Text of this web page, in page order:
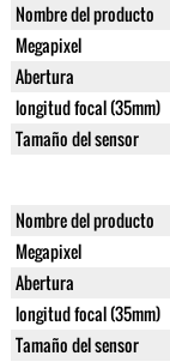
Nombre del producto
Megapixel
Abertura
longitud focal (35mm)
Tamaño del sensor
Nombre del producto
Megapixel
Abertura
longitud focal (35mm)
Tamaño del sensor